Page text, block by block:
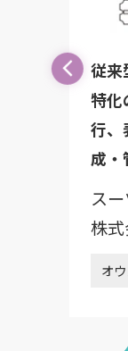
CMSからWeb
ヘッドレス
示スピードと
理・運用の改
スクエア（青
小